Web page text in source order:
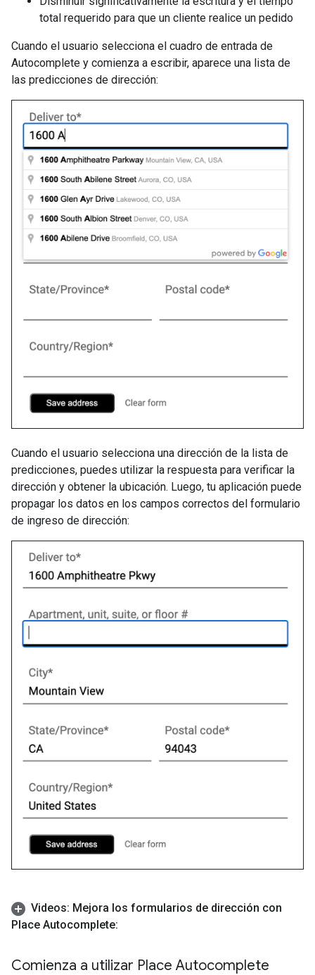
total requerido para que un cliente realice un pedido
Cuando el usuario selecciona el cuadro de entrada de
Autocomplete y comienza a escribir, aparece una lista de
las predicciones de dirección:
Cuando el usuario selecciona una dirección de la lista de
predicciones, puedes utilizar la respuesta para verificar la
dirección y obtener la ubicación. Luego, tu aplicación puede
propagar los datos en los campos correctos del formulario
de ingreso de dirección:
Videos: Mejora los formularios de dirección con
Place Autocomplete:
Comienza a utilizar Place Autocomplete